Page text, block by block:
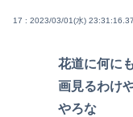
17 : 2023/03/01(水) 23:31:16.37
花道に何に
画見るわけ
やろな